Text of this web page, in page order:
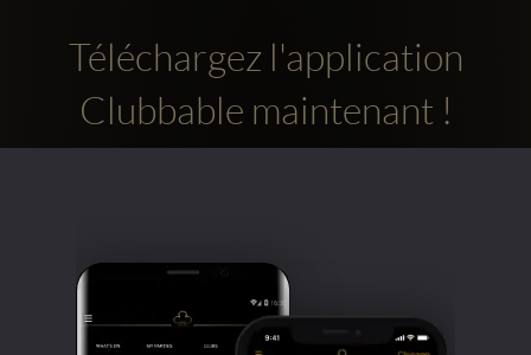
Téléchargez l'application
Clubbable maintenant !